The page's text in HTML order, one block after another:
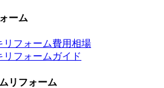
ーム
リフォーム費用相場
リフォームガイド
リフォーム